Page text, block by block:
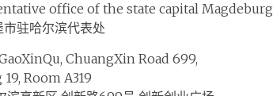
office of the state capital Magdeburg
市驻哈尔滨代表处
ChuangXin Road 699,
Room A319